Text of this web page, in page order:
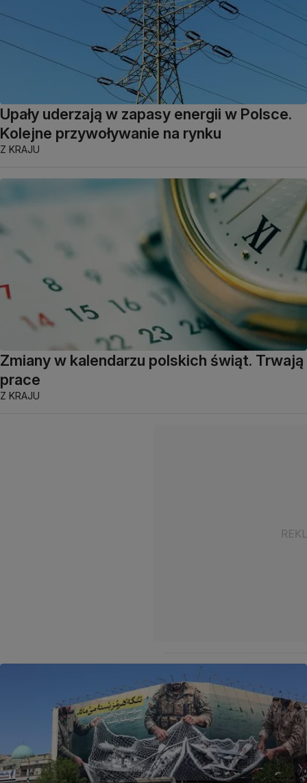
Upały uderzają w zapasy energii w Polsce.
Kolejne przywoływanie na rynku
Z KRAJU
Zmiany w kalendarzu polskich świąt. Trwają
prace
Z KRAJU